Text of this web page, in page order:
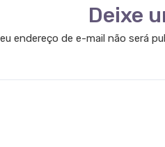
Deixe
endereço de e-mail não será